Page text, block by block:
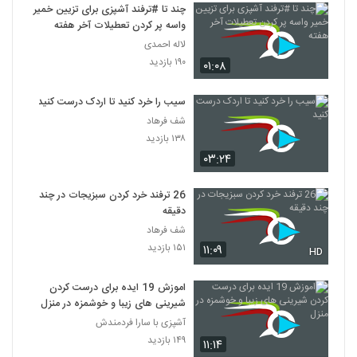
۰۱:۰۸
چند تا #ترفند آشپزی برای تزیین خمیر
واسه پر کردن تعطیلات آخر هفته
لاله احمدی
۱۹۰ بازدید
۰۳:۲۴
سیب را خرد کنید تا اردک درست کنید
شف فرهاد
۱۳۸ بازدید
۱۱:۰۹ HD
26 ترفند خرد کردن سبزیجات در چند
دقیقه
شف فرهاد
۱۵۱ بازدید
۱۱:۱۴
اموزش 19 ایده برای درست کردن
شیرینی های زیبا و خوشمزه در منزل
آشپزی با سارا فردمندش
۱۴۹ بازدید